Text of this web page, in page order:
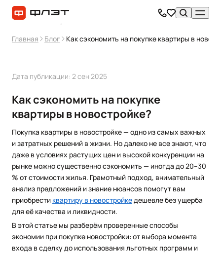
Главная Блог Как сэкономить на покупке квартиры в
Дата публикации: 2 сен 2025
Как сэкономить на покупке
квартиры в новостройке?
Покупка квартиры в новостройке — одно из самых важных
и затратных решений в жизни. Но далеко не все знают, что
даже в условиях растущих цен и высокой конкуренции на
рынке можно существенно сэкономить — иногда до 20–30
% от стоимости жилья. Грамотный подход, внимательный
анализ предложений и знание нюансов помогут вам
приобрести квартиру в новостройкедешевле без ущерба
для её качества и ликвидности.
В этой статье мы разберём проверенные способы
экономии при покупке новостройки: от выбора момента
входа в сделку до использования льготных программ и